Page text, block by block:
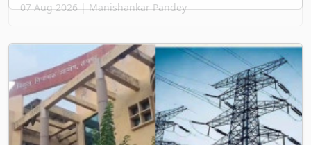
07 Aug 2026 | Manishankar Pandey